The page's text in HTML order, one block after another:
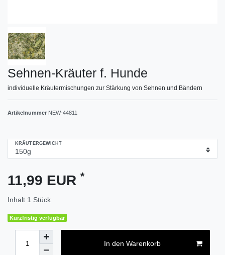
Sehnen-Kräuter f. Hunde
individuelle Kräutermischungen zur Stärkung von Sehnen und Bändern
Artikelnummer NEW-44811
KRÄUTERGEWICHT
11,99 EUR *
Inhalt 1 Stück
Kurzfristig verfügbar
In den Warenkorb